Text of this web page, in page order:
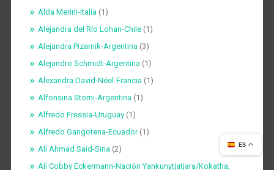
Alda Merini-Italia(1)
Alejandra del Río Lohan-Chile(1)
Alejandra Pizarnik-Argentina(3)
Alejandro Schmidt-Argentina(1)
Alexandra David-Néel-Francia(1)
Alfonsina Storni-Argentina(1)
Alfredo Fressia-Uruguay(1)
Alfredo Gangotena-Ecuador(1)
Ali Ahmad Said-Siria(2)
Ali Cobby Eckermann-Nación Yankunytjatjara/Kokatha,
ES